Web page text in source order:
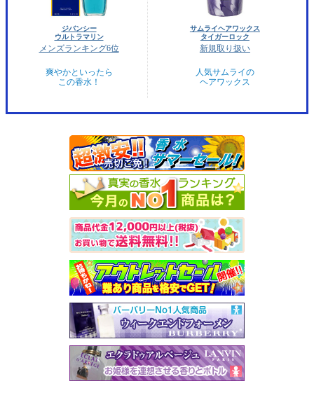
ジバンシー
ウルトラマリン
メンズランキング6位
爽やかといったら
この香水！
サムライヘアワックス
タイガーロック
新規取り扱い
人気サムライの
ヘアワックス